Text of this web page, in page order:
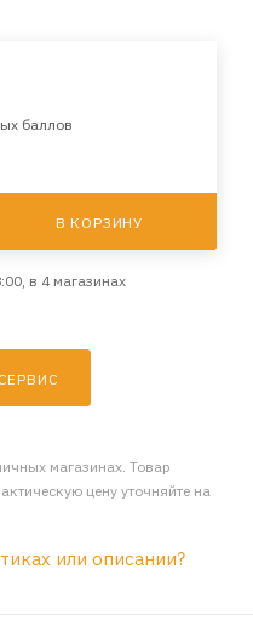
баллов
В КОРЗИНУ
в 4 магазинах
магазинах. Товар
цену уточняйте на
или описании?